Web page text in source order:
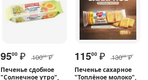
9500 ₽ 10000 ₽
Печенье сдобное
"Солнечное утро",
11500 ₽ 13000 ₽
Печенье сахарное
"Топлёное молоко",